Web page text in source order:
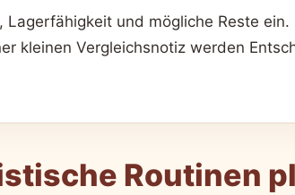
und mögliche Reste ein.
kleinen Vergleichsnotiz werden
Routinen